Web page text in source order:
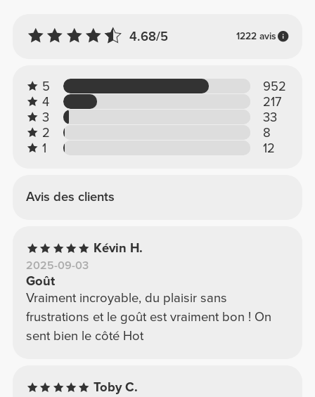
4.68/5 1222 avis
5
952
4
217
3
33
2
8
1
12
Avis des clients
Kévin H.
2025-09-03
Goût
Vraiment incroyable, du plaisir sans
frustrations et le goût est vraiment bon ! On
sent bien le côté Hot
Toby C.